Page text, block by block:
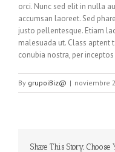
orci. Nunc sed elit in nulla
accumsan laoreet. Sed
justo pellentesque. Etiam
malesuada ut. Class
conubia nostra, per
By grupoiBiz@ | noviembre
Share This Story, Choose